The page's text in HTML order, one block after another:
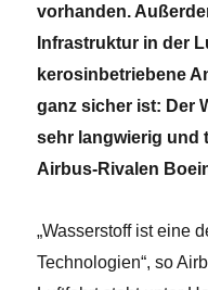
vorhanden.
Infrastruktur in der
kerosinbetriebene
ganz sicher ist: Der
sehr langwierig und
Airbus-Rivalen
„Wasserstoff ist eine
Technologien“, so